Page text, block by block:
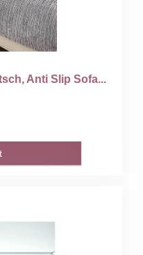
Anti Slip Sofa...